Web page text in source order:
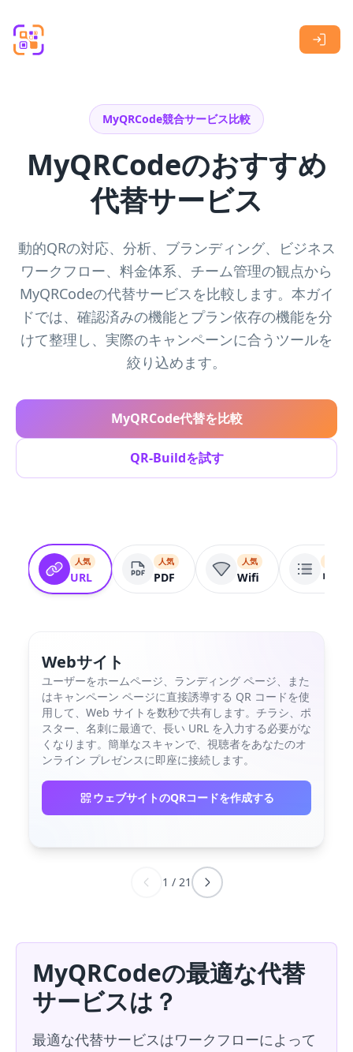
MyQRCode競合サービス比較
MyQRCodeのおすすめ
代替サービス
動的QRの対応、分析、ブランディング、ビジネス
ワークフロー、料金体系、チーム管理の観点から
MyQRCodeの代替サービスを比較します。本ガイ
ドでは、確認済みの機能とプラン依存の機能を分
けて整理し、実際のキャンペーンに合うツールを
絞り込めます。
MyQRCode代替を比較
QR-Buildを試す
人気
URL
人気
PDF
人気
Wifi リン
Webサイト
ユーザーをホームページ、ランディング ページ、また
はキャンペーン ページに直接誘導する QR コードを使
用して、Web サイトを数秒で共有します。チラシ、ポ
スター、名刺に最適で、長い URL を入力する必要がな
くなります。簡単なスキャンで、視聴者をあなたのオ
ンライン プレゼンスに即座に接続します。
ウェブサイトのQRコードを作成する
1 / 21
MyQRCodeの最適な代替
サービスは？
最適な代替サービスはワークフローによって